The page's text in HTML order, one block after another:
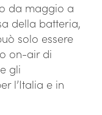
da maggio a
della batteria,
solo essere
on-air di
gli
l’Italia e in